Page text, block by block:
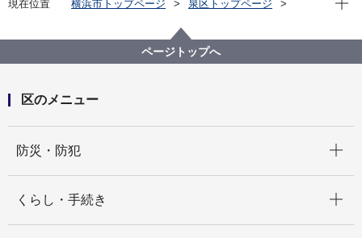
現在位置 横浜市トップページ
泉区トップページ
認定こども園・幼稚園
認定こども園 いづみ幼稚園
ページトップへ
区のメニュー
防災・防犯
くらし・手続き